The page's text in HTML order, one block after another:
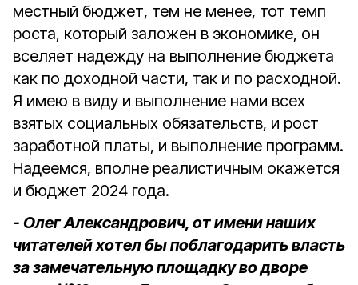
местный бюджет, тем не менее, тот темп
роста, который заложен в экономике, он
вселяет надежду на выполнение бюджета
как по доходной части, так и по расходной.
Я имею в виду и выполнение нами всех
взятых социальных обязательств, и рост
заработной платы, и выполнение программ.
Надеемся, вполне реалистичным окажется
и бюджет 2024 года.
- Олег Александрович, от имени наших
читателей хотел бы поблагодарить власть
за замечательную площадку во дворе